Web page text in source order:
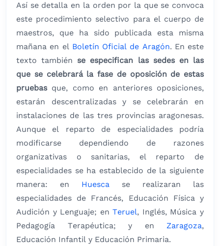
Así se detalla en la orden por la que se convoca
este procedimiento selectivo para el cuerpo de
maestros, que ha sido publicada esta misma
mañana en el Boletín Oficial de Aragón. En este
texto también se especifican las sedes en las
que se celebrará la fase de oposición de estas
pruebasque, como en anteriores oposiciones,
estarán descentralizadas y se celebrarán en
instalaciones de las tres provincias aragonesas.
Aunque el reparto de especialidades podría
modificarse dependiendo de razones
organizativas o sanitarias, el reparto de
especialidades se ha establecido de la siguiente
manera: en Huesca se realizaran las
especialidades de Francés, Educación Física y
Audición y Lenguaje; enTeruel, Inglés, Música y
Pedagogía Terapéutica; y en Zaragoza,
Educación Infantil y Educación Primaria.